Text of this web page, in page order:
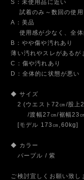
S：未使用品に近い
試着のみ～数回の使用
A：美品
使用感が少なく、全体
B：やや傷や汚れあり
薄い汚れやスレがあるが
C：傷や汚れあり
D：全体的に状態が悪い
◆ サイズ
2 (ウエスト72㎝/股上
/渡幅27㎝/裾幅23
[モデル 173㎝,60kg]
◆ カラー
パープル / 紫
ご検討宜しくお願い致し